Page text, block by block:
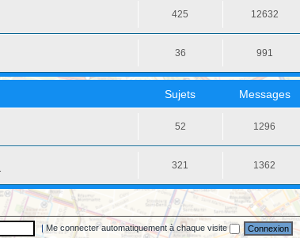
425 12632
36 991
Sujets Messages
52 1296
321 1362
|Me connecter automatiquement à chaque visite